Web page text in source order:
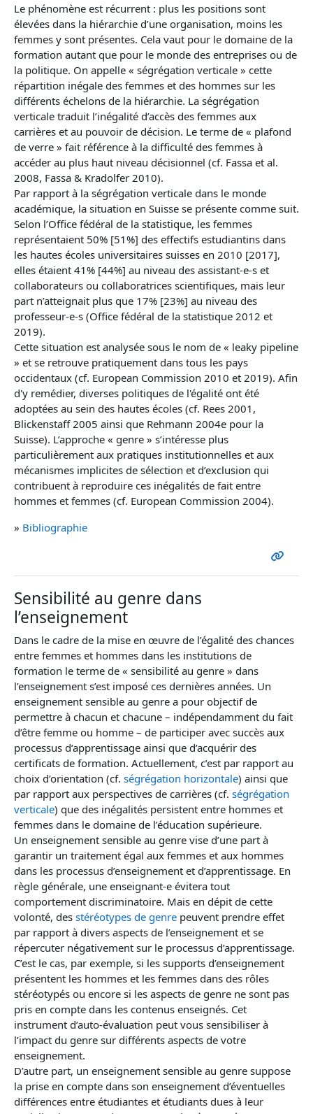
Le phénomène est récurrent : plus les positions sont
élevées dans la hiérarchie d’une organisation, moins les
femmes y sont présentes. Cela vaut pour le domaine de la
formation autant que pour le monde des entreprises ou de
la politique. On appelle « ségrégation verticale » cette
répartition inégale des femmes et des hommes sur les
différents échelons de la hiérarchie. La ségrégation
verticale traduit l’inégalité d’accès des femmes aux
carrières et au pouvoir de décision. Le terme de « plafond
de verre » fait référence à la difficulté des femmes à
accéder au plus haut niveau décisionnel (cf. Fassa et al.
2008, Fassa & Kradolfer 2010).
Par rapport à la ségrégation verticale dans le monde
académique, la situation en Suisse se présente comme suit.
Selon l’Office fédéral de la statistique, les femmes
représentaient 50% [51%] des effectifs estudiantins dans
les hautes écoles universitaires suisses en 2010 [2017],
elles étaient 41% [44%] au niveau des assistant-e-s et
collaborateurs ou collaboratrices scientifiques, mais leur
part n’atteignait plus que 17% [23%] au niveau des
professeur-e-s (Office fédéral de la statistique 2012 et
2019).
Cette situation est analysée sous le nom de « leaky pipeline
» et se retrouve pratiquement dans tous les pays
occidentaux (cf. European Commission 2010 et 2019). Afin
d'y remédier, diverses politiques de l'égalité ont été
adoptées au sein des hautes écoles (cf. Rees 2001,
Blickenstaff 2005 ainsi que Rehmann 2004e pour la
Suisse). L’approche « genre » s’intéresse plus
particulièrement aux pratiques institutionnelles et aux
mécanismes implicites de sélection et d’exclusion qui
contribuent à reproduire ces inégalités de fait entre
hommes et femmes (cf. European Commission 2004).
» Bibliographie
Sensibilité au genre dans
l’enseignement
Dans le cadre de la mise en œuvre de l’égalité des chances
entre femmes et hommes dans les institutions de
formation le terme de « sensibilité au genre » dans
l’enseignement s’est imposé ces dernières années. Un
enseignement sensible au genre a pour objectif de
permettre à chacun et chacune – indépendamment du fait
d’être femme ou homme – de participer avec succès aux
processus d’apprentissage ainsi que d’acquérir des
certificats de formation. Actuellement, c’est par rapport au
choix d’orientation (cf. ségrégation horizontale) ainsi que
par rapport aux perspectives de carrières (cf. ségrégation
verticale) que des inégalités persistent entre hommes et
femmes dans le domaine de l’éducation supérieure.
Un enseignement sensible au genre vise d’une part à
garantir un traitement égal aux femmes et aux hommes
dans les processus d’enseignement et d’apprentissage. En
règle générale, une enseignant-e évitera tout
comportement discriminatoire. Mais en dépit de cette
volonté, des stéréotypes de genre peuvent prendre effet
par rapport à divers aspects de l’enseignement et se
répercuter négativement sur le processus d’apprentissage.
C’est le cas, par exemple, si les supports d’enseignement
présentent les hommes et les femmes dans des rôles
stéréotypés ou encore si les aspects de genre ne sont pas
pris en compte dans les contenus enseignés. Cet
instrument d’auto-évaluation peut vous sensibiliser à
l’impact du genre sur différents aspects de votre
enseignement.
D’autre part, un enseignement sensible au genre suppose
la prise en compte dans son enseignement d’éventuelles
différences entre étudiantes et étudiants dues à leur